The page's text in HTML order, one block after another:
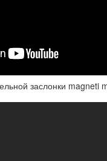
заслонки magneti